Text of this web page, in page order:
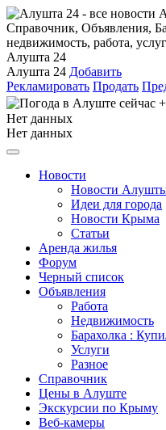
Алушта 24
Алушта 24 Добавить
Рекламировать Продать
Нет данных
Нет данных
Новости
Новости
Идеи для города
Новости Крыма
Статьи
Аренда жилья
Форум
Черный список
Объявления
Работа
Недвижимость
Барахолка :
Услуги
Разное
Справочник
Цены в Алуште
Экскурсии по Крыму
Веб-камеры